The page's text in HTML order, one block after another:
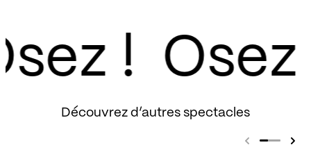
!
Découvrez d’autres spectacles